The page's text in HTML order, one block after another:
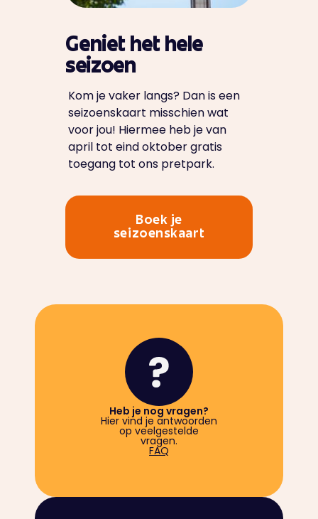
Geniet het hele
seizoen
Kom je vaker langs? Dan is een
seizoenskaart misschien wat
voor jou! Hiermee heb je van
april tot eind oktober gratis
toegang tot ons pretpark.
Boek je
seizoenskaart
Heb je nog vragen?
Hier vind je antwoorden
op veelgestelde
vragen.
FAQ